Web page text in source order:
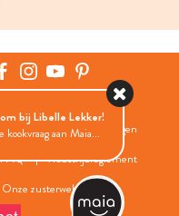
Group
Cookies instellingen
FAQ
Wedstrijdreglement
Onze zusterwebsites
bij Libelle Lekker!
kookvraag aan Maia...